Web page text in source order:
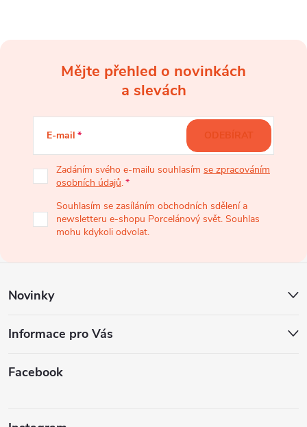
í
Mějte přehled o novinkách
a slevách
E-mail
Zadáním svého e-mailu souhlasím se zpracováním
osobních údajů.
Souhlasím se zasíláním obchodních sdělení a
newsletteru e-shopu Porcelánový svět. Souhlas
mohu kdykoli odvolat.
ODEBÍRAT
Novinky
Informace pro Vás
Facebook